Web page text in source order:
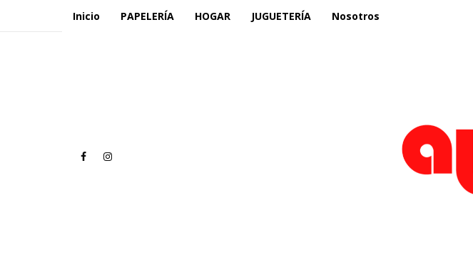
Inicio PAPELERÍA HOGAR JUGUETERÍA Nosotros